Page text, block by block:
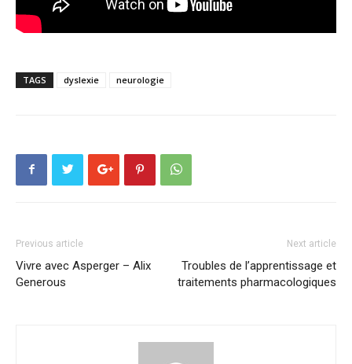
TAGS dyslexie neurologie
Previous article
Vivre avec Asperger – Alix
Generous
Next article
Troubles de l’apprentissage et
traitements pharmacologiques